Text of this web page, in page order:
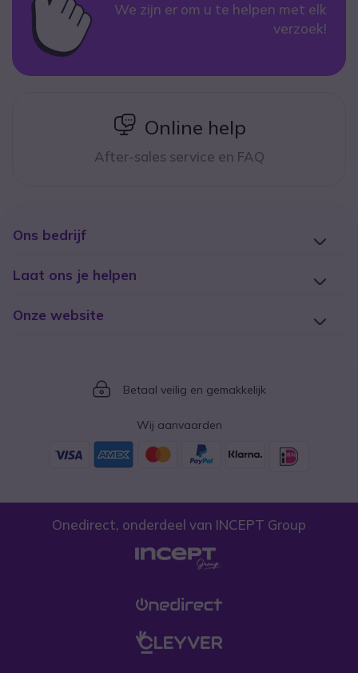
We zijn er om u te helpen met elk
verzoek!
icon
Online help
After-sales service en FAQ
Ons bedrijf
Laat ons je helpen
Onze website
Icon
Betaal veilig en gemakkelijk
Wij aanvaarden
Onedirect, onderdeel van INCEPT Group